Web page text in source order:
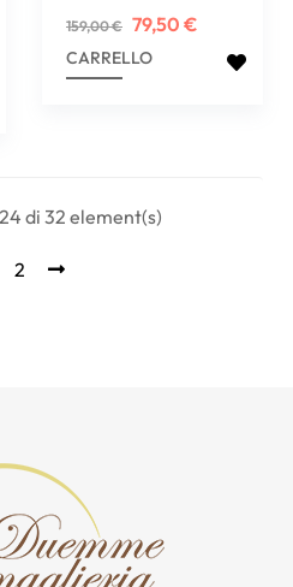
cashmere,seta,lana
Prezzo
regolare
159,00 € Prezzo
79,50 €
CARRELLO
di 32 element(s)
2